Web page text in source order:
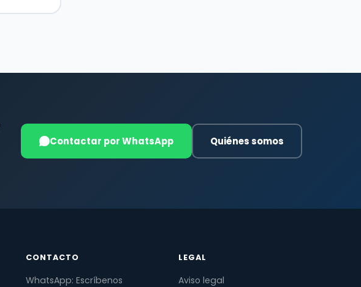
Contactar por WhatsApp Quiénes somos
CONTACTO
WhatsApp: Escríbenos
LEGAL
Aviso legal